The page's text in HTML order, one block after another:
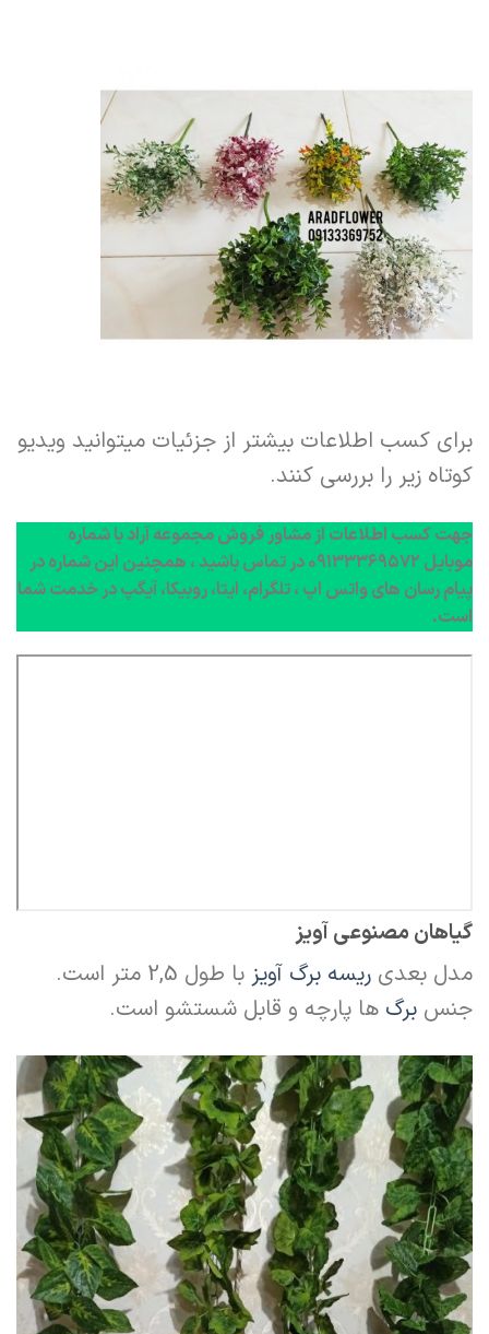
برای کسب اطلاعات بیشتر از جزئیات میتوانید ویدیو
کوتاه زیر را بررسی کنند.
جهت کسب اطلاعات از مشاور فروش مجموعه آراد با شماره
موبایل ۰۹۱۳۳۳۶۹۵۷۲ در تماس باشید ، همچنین این شماره در
پیام رسان های واتس اپ ، تلگرام، ایتا، روبیکا، آیگپ در خدمت شما
است.
گیاهان مصنوعی آویز
مدل بعدی ریسه برگ آویز
با طول 2,5 متر است.
جنس برگ ها پارچه و قابل شستشو است.